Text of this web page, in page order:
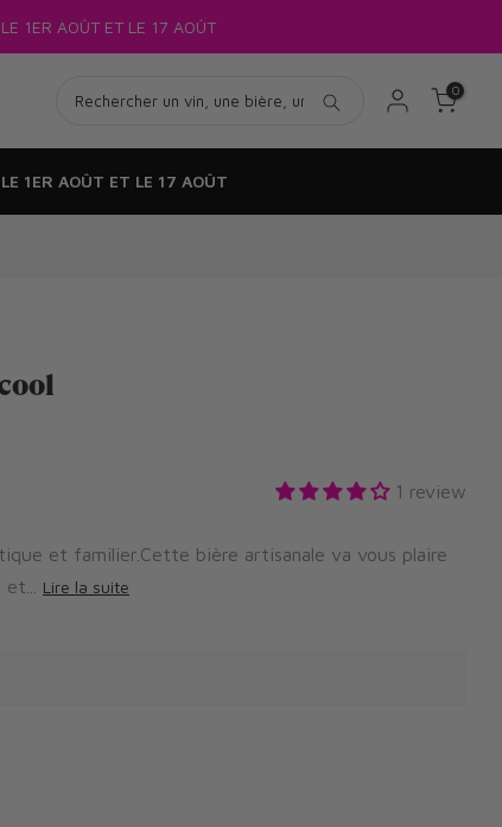
votre 1ère commande en vous inscrivant à notre newsletter*
0
1ER AOÛT ET LE 17 AOÛT
1 review
et familier.Cette bière artisanale va vous plaire
Lire la suite